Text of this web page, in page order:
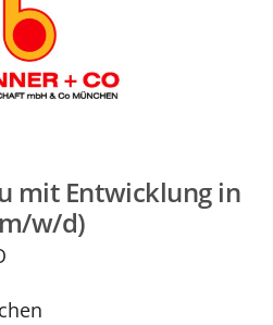
mit Entwicklung in
w/d)